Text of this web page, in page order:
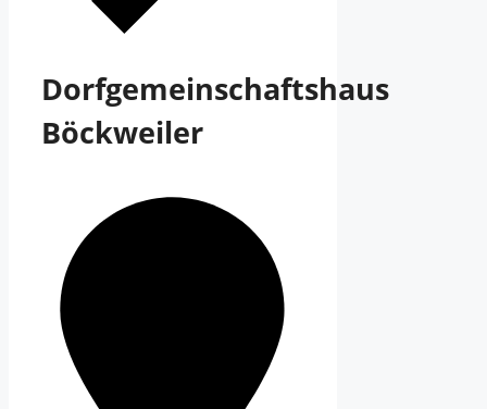
Dorfgemeinschaftshaus
Böckweiler